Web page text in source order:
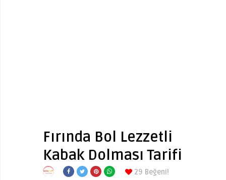
Fırında Bol Lezzetli
Kabak Dolması Tarifi
29 Beğeni!